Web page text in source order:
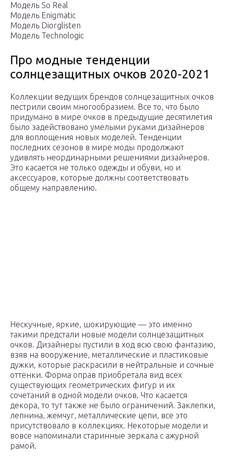
Модель So Real
Модель Enigmatic
Модель Diorglisten
Модель Technologic
Про модные тенденции
солнцезащитных очков 2020-2021
Коллекции ведущих брендов солнцезащитных очков
пестрили своим многообразием. Все то, что было
придумано в мире очков в предыдущие десятилетия
было задействовано умелыми руками дизайнеров
для воплощения новых моделей. Тенденции
последних сезонов в мире моды продолжают
удивлять неординарными решениями дизайнеров.
Это касается не только одежды и обуви, но и
аксессуаров, которые должны соответствовать
общему направлению.
Нескучные, яркие, шокирующие — это именно
такими предстали новые модели солнцезащитных
очков. Дизайнеры пустили в ход всю свою фантазию,
взяв на вооружение, металлические и пластиковые
дужки, которые раскрасили в нейтральные и сочные
оттенки. Форма оправ приобретала вид всех
существующих геометрических фигур и их
сочетаний в одной модели очков. Что касается
декора, то тут также не было ограничений. Заклепки,
лепнина, жемчуг, металлические цепи, все это
присутствовало в коллекциях. Некоторые модели и
вовсе напоминали старинные зеркала с ажурной
рамой.